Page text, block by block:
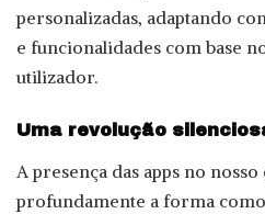
personalizadas, adaptando
e funcionalidades com base
utilizador.
Uma revolução
A presença das apps no
profundamente a forma